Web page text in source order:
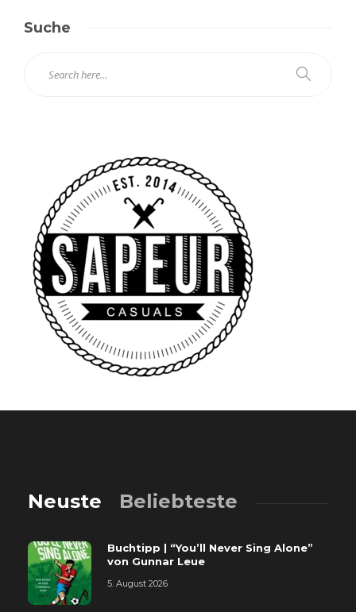
Suche
Neuste Beliebteste
Buchtipp | “You’ll Never Sing Alone”
von Gunnar Leue
5. August 2026